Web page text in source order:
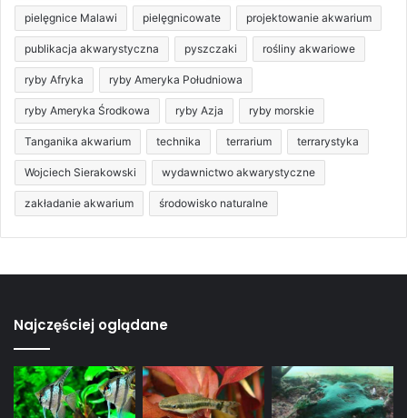
pielęgnice Malawi pielęgnicowate projektowanie akwarium
publikacja akwarystyczna pyszczaki rośliny akwariowe
ryby Afryka ryby Ameryka Południowa
ryby Ameryka Środkowa ryby Azja ryby morskie
Tanganika akwarium technika terrarium terrarystyka
Wojciech Sierakowski wydawnictwo akwarystyczne
zakładanie akwarium środowisko naturalne
Najczęściej oglądane